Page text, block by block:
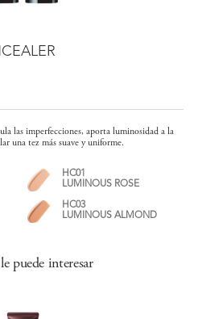
las imperfecciones, aporta luminosidad a la
una tez más suave y uniforme.
HC01
LUMINOUS ROSE
HC03
LUMINOUS ALMOND
puede interesar